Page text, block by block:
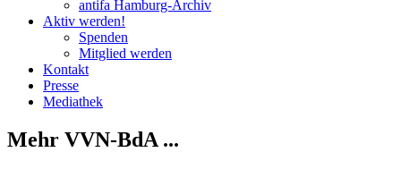
antifa Hamburg-Archiv
Aktiv werden!
Spenden
Mitglied werden
Kontakt
Presse
Mediathek
Mehr VVN-BdA ...